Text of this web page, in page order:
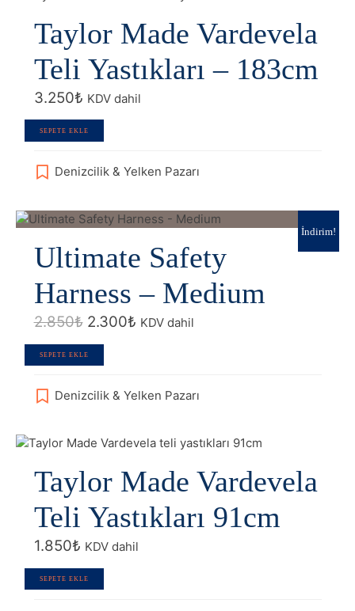
ürün
sayfasından
seçilebilir
Taylor Made Vardevela
Teli Yastıkları – 183cm
3.250₺ KDV dahil
SEPETE EKLE
Denizcilik & Yelken Pazarı
İndirim!
Ultimate Safety
Harness – Medium
2.850₺ Orijinal
2.850₺.
2.300₺Şu
KDV dahil
SEPETE EKLE
Denizcilik & Yelken Pazarı
Taylor Made Vardevela
Teli Yastıkları 91cm
1.850₺ KDV dahil
SEPETE EKLE